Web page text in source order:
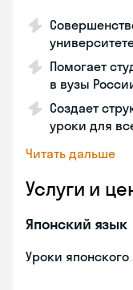
Помогает
в вузы
Создает
уроки для
Читать дальше
Услуги и
Японский язык
Уроки японского